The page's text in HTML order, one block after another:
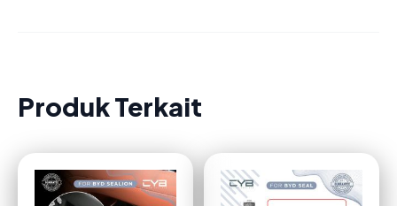
Produk Terkait